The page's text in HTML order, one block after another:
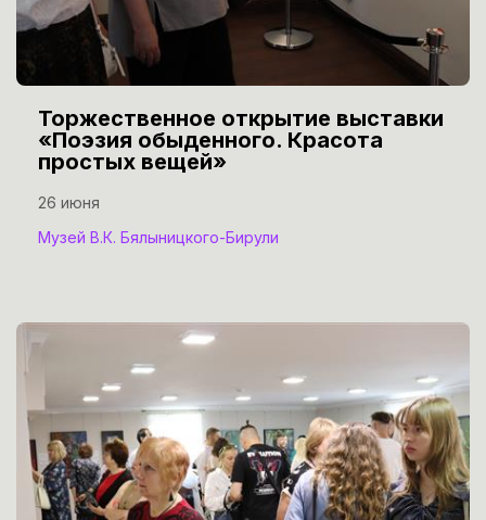
Торжественное открытие выставки
«Поэзия обыденного. Красота
простых вещей»
26 июня
Музей В.К. Бялыницкого-Бирули